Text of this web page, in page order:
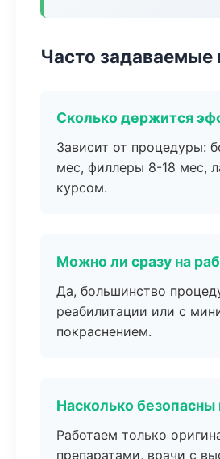
Часто задаваемые
Сколько держится
Зависит от процедуры:
мес, филлеры 8-18 мес,
курсом.
Можно ли сразу на
Да, большинство
реабилитации или с
покраснением.
Насколько безопасны
Работаем только
препаратами, врачи с